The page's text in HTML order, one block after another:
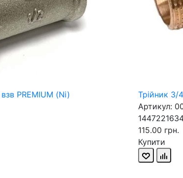
PREMIUM (Ni)
Трійник
Артикул:
115.00 грн.
Купити